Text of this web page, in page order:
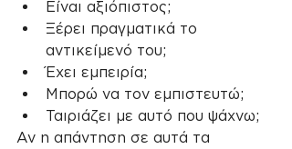
Είναι αξιόπιστος;
Ξέρει πραγματικά το
αντικείμενό του;
Έχει εμπειρία;
Μπορώ να τον εμπιστευτώ;
Ταιριάζει με αυτό που ψάχνω;
Αν η απάντηση σε αυτά τα